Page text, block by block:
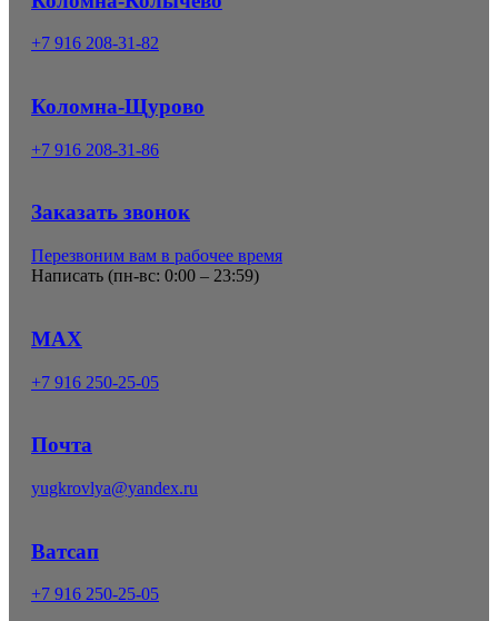
+7 916 208-31-82
Коломна-Щурово
+7 916 208-31-86
Заказать звонок
Перезвоним вам в рабочее время
Написать (пн-вс: 0:00 – 23:59)
MAX
+7 916 250-25-05
Почта
yugkrovlya@yandex.ru
Ватсап
+7 916 250-25-05